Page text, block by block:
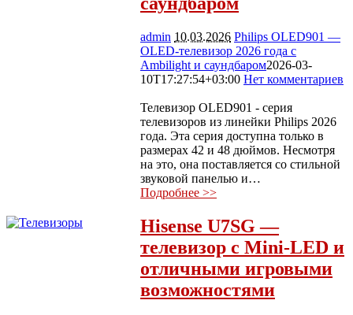
admin 10.03.2026 Philips OLED901 —
OLED-телевизор 2026 года с
Ambilight и саундбаром2026-03-
10T17:27:54+03:00 Нет комментариев
Телевизор OLED901 - серия
телевизоров из линейки Philips 2026
года. Эта серия доступна только в
размерах 42 и 48 дюймов. Несмотря
на это, она поставляется со стильной
звуковой панелью и…
Подробнее >>
Hisense U7SG —
телевизор с Mini-LED и
отличными игровыми
возможностями